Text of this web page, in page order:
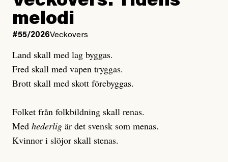
Uppdaterad3 August, 2026
melodi
#55/2026Veckovers
Land skall med lag byggas.
Fred skall med vapen tryggas.
Brott skall med skott förebyggas.
Folket från folkbildning skall renas.
Med hederlig är det svensk som menas.
Kvinnor i slöjor skall stenas.